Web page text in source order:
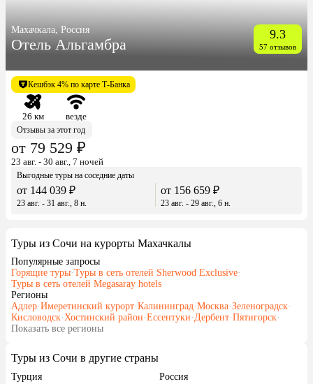
Махачкала, Россия
Отель Альгамбра
9.3
57 отзывов
Кешбэк 4% по карте Т-Банка
26 км
везде
Отзывы за этот год
от 79 529 ₽
23 авг. - 30 авг., 7 ночей
Выгодные туры на соседние даты
от 144 039 ₽
23 авг. - 31 авг., 8 н.
от 156 659 ₽
23 авг. - 29 авг., 6 н.
Туры из Сочи на курорты Махачкалы
Популярные запросы
Горящие туры·Туры в сеть отелей Sherwood Exclusive·
Туры в сеть отелей Megasaray hotels
Регионы
Адлер·Имеретинский курорт·Калининград·Москва·Зеленоградск·
Кисловодск· Хостинский район·Ессентуки· Дербент·Пятигорск·
Показать все регионы
Туры из Сочи в другие страны
Турция
Россия